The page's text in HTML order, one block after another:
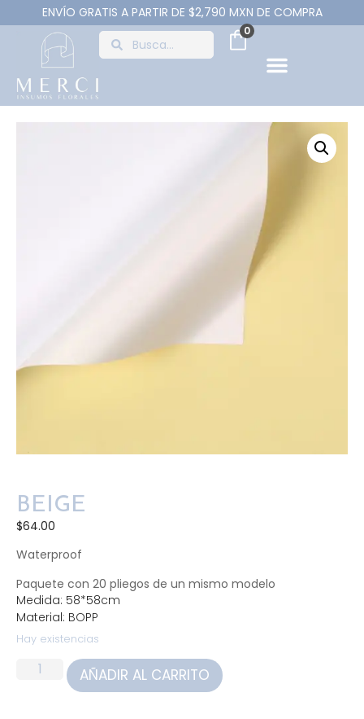
ENVÍO GRATIS A PARTIR DE $2,790 MXN DE COMPRA
0
BEIGE
$64.00
Waterproof
Paquete con 20 pliegos de un mismo modelo
Medida: 58*58cm
Material: BOPP
Hay existencias
AÑADIR AL CARRITO